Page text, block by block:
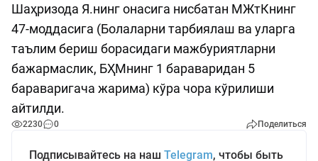
Шаҳризода Я.нинг онасига нисбатан МЖтКнинг
47-моддасига (Болаларни тарбиялаш ва уларга
таълим бериш борасидаги мажбуриятларни
бажармаслик, БҲМнинг 1 бараваридан 5
бараваригача жарима) кўра чора кўрилиши
айтилди.
2230 0 Поделиться
Подписывайтесь на наш Telegram, чтобы быть